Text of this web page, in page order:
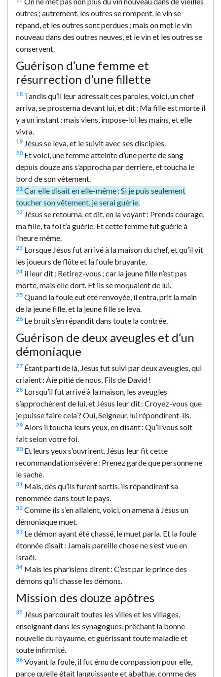
outres ; autrement, les outres se rompent, le vin se
répand, et les outres sont perdues ; mais on met le vin
nouveau dans des outres neuves, et le vin et les outres se
conservent.
Guérison d’une femme et
résurrection d’une fillette
18 Tandis qu’il leur adressait ces paroles, voici, un chef
arriva, se prosterna devant lui, et dit : Ma fille est morte il
y a un instant ; mais viens, impose-lui les mains, et elle
vivra.
19 Jésus se leva, et le suivit avec ses disciples.
20Et voici, une femme atteinte d’une perte de sang
depuis douze ans s’approcha par derrière, et toucha le
bord de son vêtement.
21 Car elle disait en elle-même : Si je puis seulement
toucher son vêtement, je serai guérie.
22 Jésus se retourna, et dit, en la voyant : Prends courage,
ma fille, ta foi t’a guérie. Et cette femme fut guérie à
l’heure même.
23 Lorsque Jésus fut arrivé à la maison du chef, et qu’il vit
les joueurs de flûte et la foule bruyante,
24 il leur dit : Retirez-vous ; car la jeune fille n’est pas
morte, mais elle dort. Et ils se moquaient de lui.
25 Quand la foule eut été renvoyée, il entra, prit la main
de la jeune fille, et la jeune fille se leva.
26 Le bruit s’en répandit dans toute la contrée.
Guérison de deux aveugles et d’un
démoniaque
27 Étant parti de là, Jésus fut suivi par deux aveugles, qui
criaient : Aie pitié de nous, Fils de David !
28 Lorsqu’il fut arrivé à la maison, les aveugles
s’approchèrent de lui, et Jésus leur dit : Croyez-vous que
je puisse faire cela ? Oui, Seigneur, lui répondirent-ils.
29 Alors il toucha leurs yeux, en disant : Qu’il vous soit
fait selon votre foi.
30Et leurs yeux s’ouvrirent. Jésus leur fit cette
recommandation sévère : Prenez garde que personne ne
le sache.
31 Mais, dès qu’ils furent sortis, ils répandirent sa
renommée dans tout le pays.
32 Comme ils s’en allaient, voici, on amena à Jésus un
démoniaque muet.
33 Le démon ayant été chassé, le muet parla. Et la foule
étonnée disait : Jamais pareille chose ne s’est vue en
Israël.
34 Mais les pharisiens dirent : C’est par le prince des
démons qu’il chasse les démons.
Mission des douze apôtres
35 Jésus parcourait toutes les villes et les villages,
enseignant dans les synagogues, prêchant la bonne
nouvelle du royaume, et guérissant toute maladie et
toute infirmité.
36 Voyant la foule, il fut ému de compassion pour elle,
parce qu’elle était languissante et abattue, comme des